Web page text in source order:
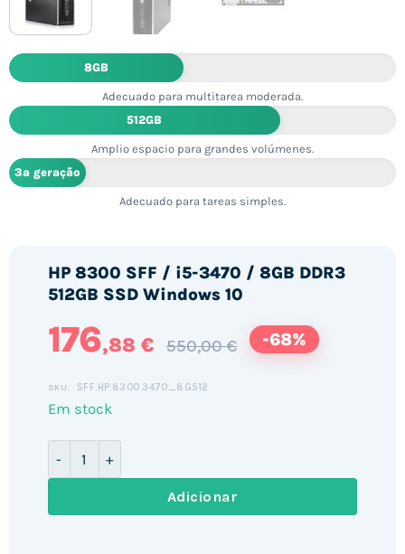
8GB
Adecuado para multitarea moderada.
512GB
Amplio espacio para grandes volúmenes.
3ª geração
Adecuado para tareas simples.
HP 8300 SFF / i5-3470 / 8GB DDR3
512GB SSD Windows 10
176,88 € 550,00 € -68%
SKU: SFF.HP.8300.3470_8G512
Em stock
Adicionar